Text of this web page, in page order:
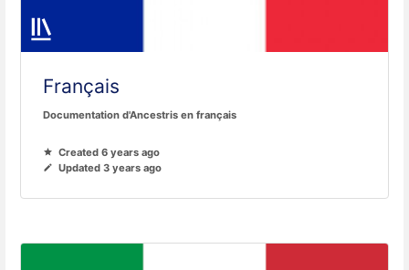
Français
Documentation d'Ancestris en français
Created 6 years ago
Updated 3 years ago